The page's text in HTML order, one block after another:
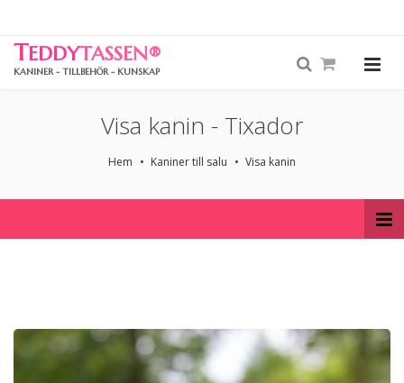
TEDDYTASSEN®
KANINER - TILLBEHÖR - KUNSKAP
Visa kanin - Tixador
Hem Kaniner till salu Visa kanin